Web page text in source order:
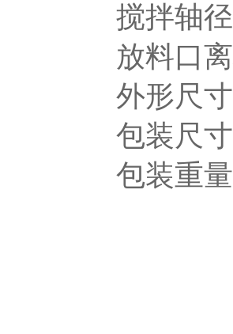
搅拌轴
放料口
外形尺
包装尺
包装重